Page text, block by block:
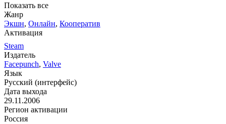
Показать все
Жанр
Экшн, Онлайн, Кооператив
Активация
Steam
Издатель
Facepunch, Valve
Язык
Русский (интерфейс)
Дата выхода
29.11.2006
Регион активации
Россия